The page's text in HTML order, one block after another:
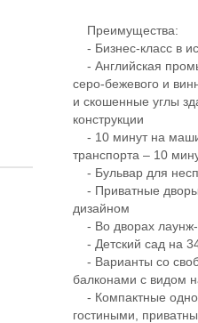
Преимущества:
- Бизнес-класс в
- Английская
серо-бежевого и
и скошенные углы
конструкции
- 10 минут на
транспорта – 10
- Бульвар для
- Приватные
дизайном
- Во дворах лаунж-
- Детский сад на
- Варианты со
балконами с видом
- Компактные
гостиными,